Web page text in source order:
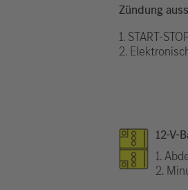
Zündung
1. START-
2.
12-V-
1.
2.